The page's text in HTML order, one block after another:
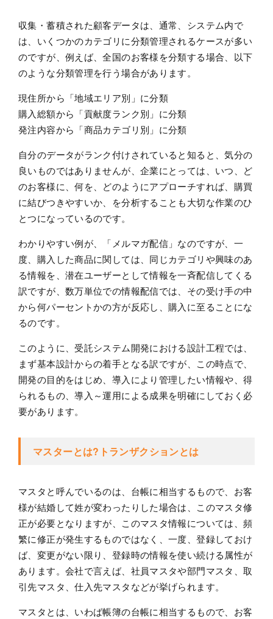
収集・蓄積された顧客データは、通常、システム内で
は、いくつかのカテゴリに分類管理されるケースが多い
のですが、例えば、全国のお客様を分類する場合、以下
のような分類管理を行う場合があります。
現住所から「地域エリア別」に分類
購入総額から「貢献度ランク別」に分類
発注内容から「商品カテゴリ別」に分類
自分のデータがランク付けされていると知ると、気分の
良いものではありませんが、企業にとっては、いつ、ど
のお客様に、何を、どのようにアプローチすれば、購買
に結びつきやすいか、を分析することも大切な作業のひ
とつになっているのです。
わかりやすい例が、「メルマガ配信」なのですが、一
度、購入した商品に関しては、同じカテゴリや興味のあ
る情報を、潜在ユーザーとして情報を一斉配信してくる
訳ですが、数万単位での情報配信では、その受け手の中
から何パーセントかの方が反応し、購入に至ることにな
るのです。
このように、受託システム開発における設計工程では、
まず基本設計からの着手となる訳ですが、この時点で、
開発の目的をはじめ、導入により管理したい情報や、得
られるもの、導入～運用による成果を明確にしておく必
要があります。
マスターとは?トランザクションとは
マスタと呼んでいるのは、台帳に相当するもので、お客
様が結婚して姓が変わったりした場合は、このマスタ修
正が必要となりますが、このマスタ情報については、頻
繁に修正が発生するものではなく、一度、登録しておけ
ば、変更がない限り、登録時の情報を使い続ける属性が
あります。会社で言えば、社員マスタや部門マスタ、取
引先マスタ、仕入先マスタなどが挙げられます。
マスタとは、いわば帳簿の台帳に相当するもので、お客